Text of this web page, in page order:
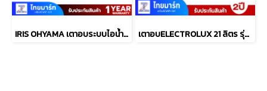
IRIS OHYAMA เตาอบระบบไอน้ำ RICOPA EOT-R021 11 ลิตร เตาอบELECTROLUX 21 ลิตร รุ่น EOT2115X